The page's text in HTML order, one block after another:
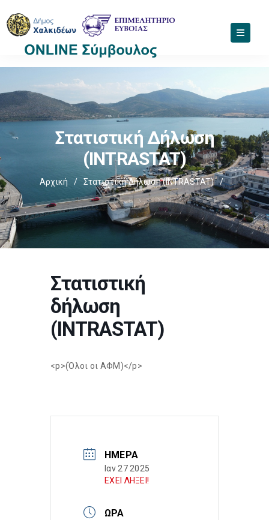
Στατιστική Δήλωση
(INTRASTAT)
Αρχική / Στατιστική Δήλωση (INTRASTAT) /
Στατιστική
δήλωση
(INTRASTAT)
<p>(Όλοι οι ΑΦΜ)</p>
ΗΜΈΡΑ
Ιαν 27 2025
ΕΧΕΙ ΛΗΞΕΙ!
ΏΡΑ